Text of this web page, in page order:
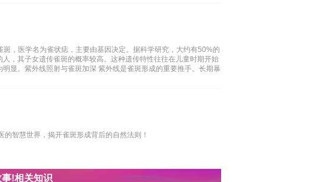
，医学名为雀状痣，主要由基因决定。据科学研究，大约有50%的
，其子女遗传雀斑的概率较高。这种遗传特性往往在儿童时期开始
显。紫外线照射与雀斑加深 紫外线是雀斑形成的重要推手。长期暴
智慧世界，揭开雀斑形成背后的自然法则！
!相关知识